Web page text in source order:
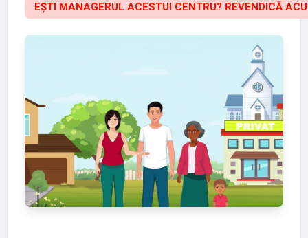
EȘTI MANAGERUL ACESTUI CENTRU? REVENDICĂ